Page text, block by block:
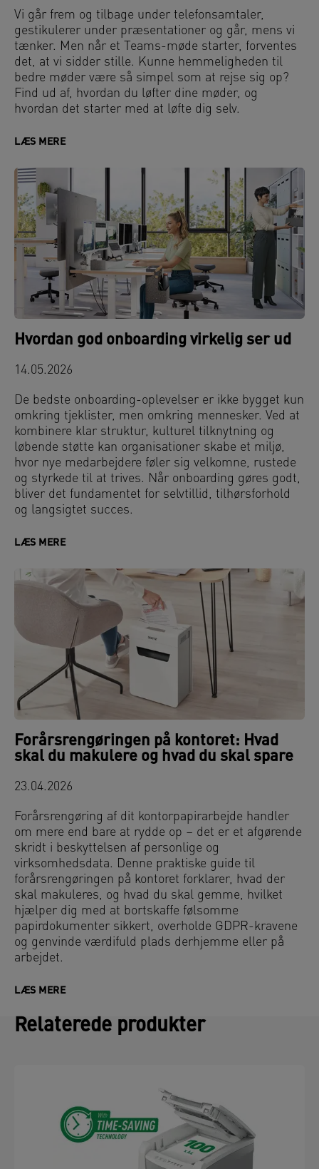
Vi går frem og tilbage under telefonsamtaler,
gestikulerer under præsentationer og går, mens vi
tænker. Men når et Teams-møde starter, forventes
det, at vi sidder stille. Kunne hemmeligheden til
bedre møder være så simpel som at rejse sig op?
Find ud af, hvordan du løfter dine møder, og
hvordan det starter med at løfte dig selv.
LÆS MERE
Hvordan god onboarding virkelig ser ud
14.05.2026
De bedste onboarding-oplevelser er ikke bygget kun
omkring tjeklister, men omkring mennesker. Ved at
kombinere klar struktur, kulturel tilknytning og
løbende støtte kan organisationer skabe et miljø,
hvor nye medarbejdere føler sig velkomne, rustede
og styrkede til at trives. Når onboarding gøres godt,
bliver det fundamentet for selvtillid, tilhørsforhold
og langsigtet succes.
LÆS MERE
Forårsrengøringen på kontoret: Hvad
skal du makulere og hvad du skal spare
23.04.2026
Forårsrengøring af dit kontorpapirarbejde handler
om mere end bare at rydde op – det er et afgørende
skridt i beskyttelsen af personlige og
virksomhedsdata. Denne praktiske guide til
forårsrengøringen på kontoret forklarer, hvad der
skal makuleres, og hvad du skal gemme, hvilket
hjælper dig med at bortskaffe følsomme
papirdokumenter sikkert, overholde GDPR-kravene
og genvinde værdifuld plads derhjemme eller på
arbejdet.
LÆS MERE
Relaterede produkter